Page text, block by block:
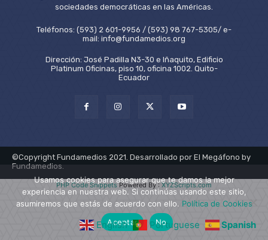
sociedades democráticas en las Américas.
Teléfonos: (593) 2 601-9956 / (593) 98 767-5305/ e-
mail: info@fundamedios.org
Dirección: José Padilla N3-30 e Iñaquito, Edificio
Platinum Oficinas, piso 10, oficina 1002. Quito-
Ecuador
©Copyright Fundamedios 2021. Desarrollado por El Megáfono by
Fundamedios.
English Portuguese Spanish
PHP Code SnippetsPowered By :XYZScripts.com
Usamos cookies para asegurar que te damos la mejor
experiencia en nuestra web. Si continúas usando este sitio,
asumiremos que estás de acuerdo con ello. Política de Cookies
Aceptar
No